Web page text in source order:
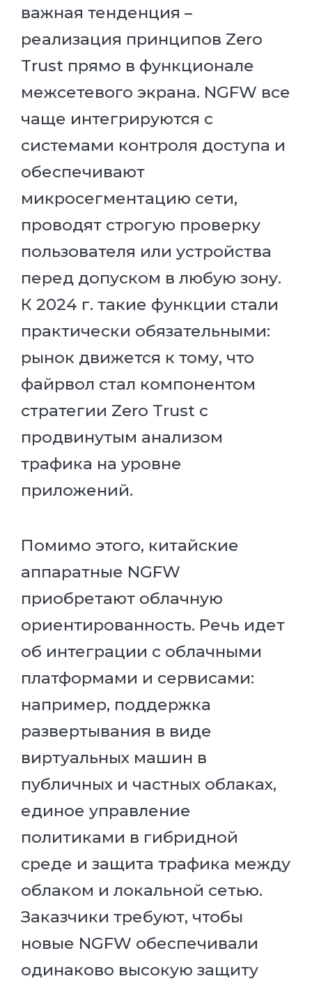
важная тенденция –
реализация принципов Zero
Trust прямо в функционале
межсетевого экрана. NGFW все
чаще интегрируются с
системами контроля доступа и
обеспечивают
микросегментацию сети,
проводят строгую проверку
пользователя или устройства
перед допуском в любую зону.
К 2024 г. такие функции стали
практически обязательными:
рынок движется к тому, что
файрвол стал компонентом
стратегии Zero Trust с
продвинутым анализом
трафика на уровне
приложений.
Помимо этого, китайские
аппаратные NGFW
приобретают облачную
ориентированность. Речь идет
об интеграции с облачными
платформами и сервисами:
например, поддержка
развертывания в виде
виртуальных машин в
публичных и частных облаках,
единое управление
политиками в гибридной
среде и защита трафика между
облаком и локальной сетью.
Заказчики требуют, чтобы
новые NGFW обеспечивали
одинаково высокую защиту